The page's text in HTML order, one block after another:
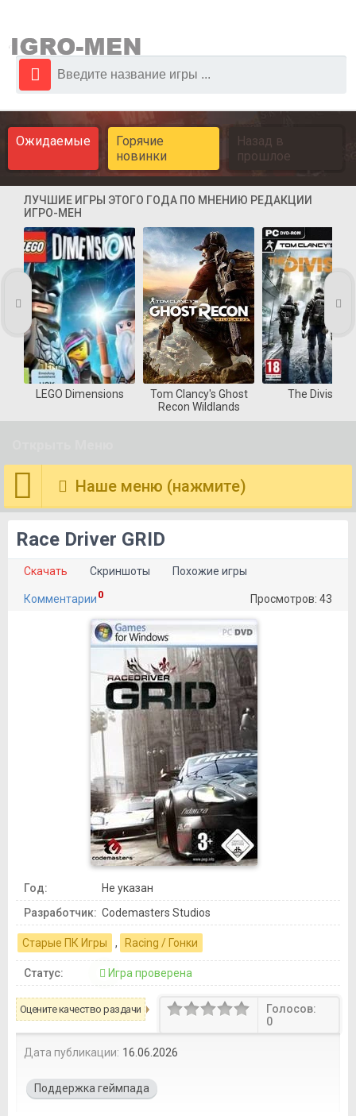
Ожидаемые
Горячие
новинки
Назад в
прошлое
ЛУЧШИЕ ИГРЫ ЭТОГО ГОДА ПО МНЕНИЮ РЕДАКЦИИ
ИГРО-МЕН
LEGO Dimensions
Tom Clancy's Ghost
Recon Wildlands
The Division
Наше меню (нажмите)
Race Driver GRID
Скачать Скриншоты Похожие игры
Комментарии 0 Просмотров: 43
Год:
Не указан
Разработчик: Codemasters Studios
Старые ПК Игры , Racing / Гонки
Статус: Игра проверена
Оцените качество раздачи
Голосов:
0
Дата публикации: 16.06.2026
Поддержка геймпада